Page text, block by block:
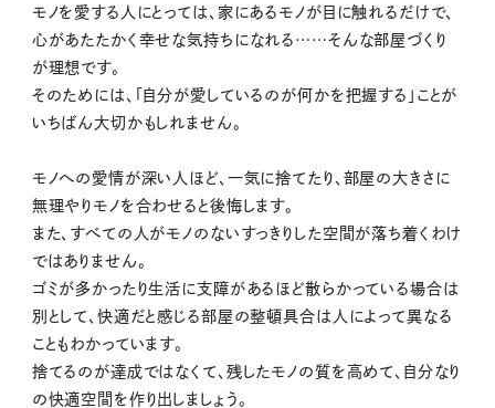
モノを愛する人にとっては、家にあるモノが目に触れるだけで、
心があたたかく幸せな気持ちになれる……そんな部屋づくり
が理想です。
そのためには、「自分が愛しているのが何かを把握する」ことが
いちばん大切かもしれません。
モノへの愛情が深い人ほど、一気に捨てたり、部屋の大きさに
無理やりモノを合わせると後悔します。
また、すべての人がモノのないすっきりした空間が落ち着くわけ
ではありません。
ゴミが多かったり生活に支障があるほど散らかっている場合は
別として、快適だと感じる部屋の整頓具合は人によって異なる
こともわかっています。
捨てるのが達成ではなくて、残したモノの質を高めて、自分なり
の快適空間を作り出しましょう。